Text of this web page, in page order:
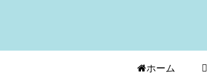
ホーム